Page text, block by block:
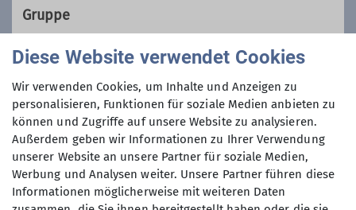
Gruppe
Unterwegsgruppe
Details
Diese Website verwendet Cookies
Wir verwenden Cookies, um Inhalte und Anzeigen zu
personalisieren, Funktionen für soziale Medien anbieten zu
können und Zugriffe auf unsere Website zu analysieren.
Außerdem geben wir Informationen zu Ihrer Verwendung
unserer Website an unsere Partner für soziale Medien,
Werbung und Analysen weiter. Unsere Partner führen diese
Informationen möglicherweise mit weiteren Daten